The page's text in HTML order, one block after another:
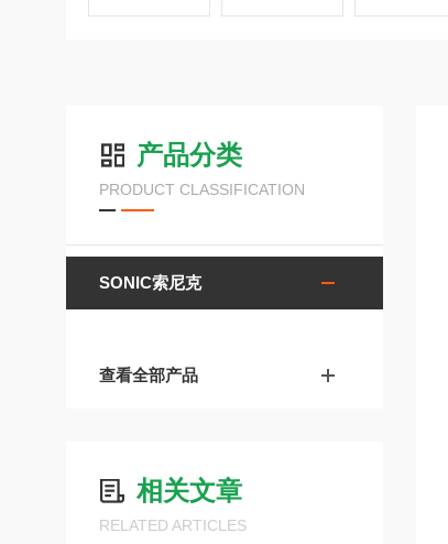
产品分类
PRODUCT CLASSIFICATION
SONIC索尼克
查看全部产品
相关文章
RELATED ARTICLES